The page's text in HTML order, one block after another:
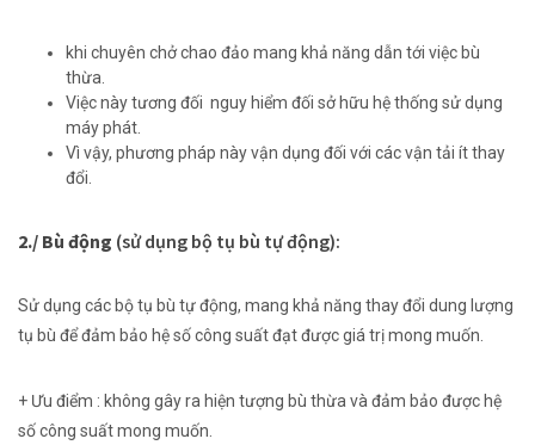
khi chuyên chởchao đảo mang khả năng dẫn tới việc bù
thừa.
Việc nàytương đối nguy hiểm đối sở hữu hệ thống sử dụng
máy phát.
Vì vậy, phương pháp nàyvận dụng đối với cácvận tải ít thay
đổi.
2./ Bù động (sử dụng bộ tụ bù tự động):
Sử dụng các bộ tụ bù tự động, mang khả năng thay đổi dung lượng
tụ bù đểđảm bảo hệ số công suất đạt được giá trị mong muốn.
+ Ưu điểm : không gây ra hiện tượng bù thừa và đảm bảo được hệ
số công suất mong muốn.